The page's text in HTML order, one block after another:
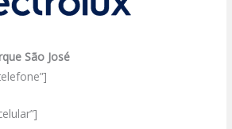
São José